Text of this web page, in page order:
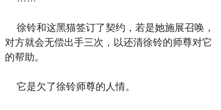
徐铃和这黑猫签订了契约，若是她施展召唤，
对方就会无偿出手三次，以还清徐铃的师尊对它
的帮助。
它是欠了徐铃师尊的人情。